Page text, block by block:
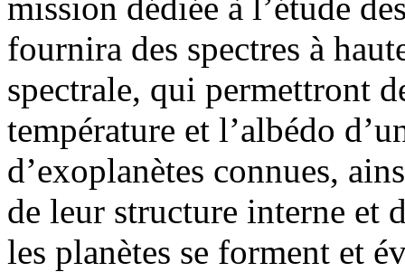
fournira des spectres à
spectrale, qui permettront
température et l’albédo
d’exoplanètes connues,
de leur structure interne et
les planètes se forment et